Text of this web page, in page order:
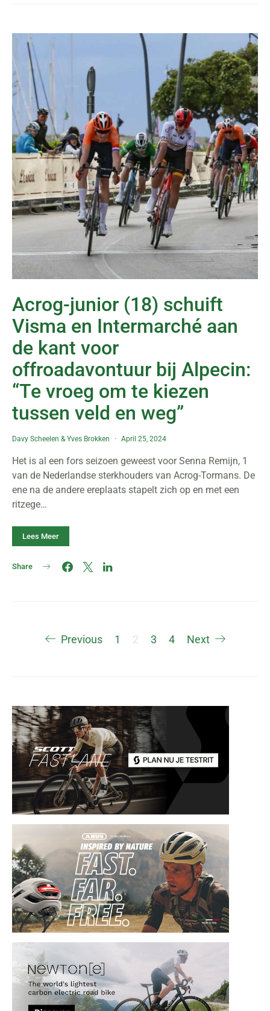
Acrog-junior (18) schuift
Visma en Intermarché aan
de kant voor
offroadavontuur bij Alpecin:
“Te vroeg om te kiezen
tussen veld en weg”
Davy Scheelen &Yves Brokken April 25, 2024
Het is al een fors seizoen geweest voor Senna Remijn, 1
van de Nederlandse sterkhouders van Acrog-Tormans. De
ene na de andere ereplaats stapelt zich op en met een
ritzege…
Lees Meer
Share
Berichten
Previous 1 2 3 4 Next